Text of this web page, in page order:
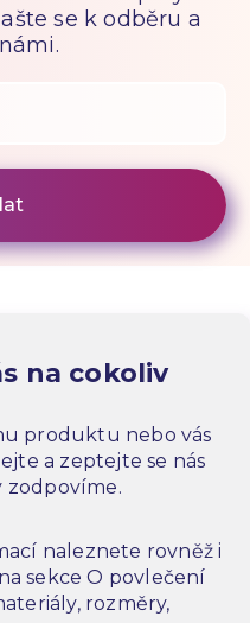
se k odběru a
na cokoliv
produktu nebo vás
a zeptejte se nás
zodpovíme.
naleznete rovněž i
sekce O povlečení
rozměry,